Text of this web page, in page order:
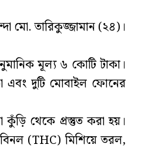
মো. তারিকুজ্জামান (২৪)।
মূল্য ৬ কোটি টাকা।
এবং দুটি মোবাইল ফোনের
কুঁড়ি থেকে প্রস্তুত করা হয়।
(THC) মিশিয়ে তরল,